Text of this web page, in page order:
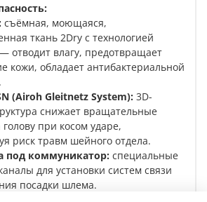
съёмная, моющаяся,
ткань 2Dry с технологией
отводит влагу, предотвращает
кожи, обладает антибактериальной
(Airoh Gleitnetz System): 3D-
снижает вращательные
голову при косом ударе,
риск травм шейного отдела.
под коммуникатор: специальные
для установки систем связи
посадки шлема.